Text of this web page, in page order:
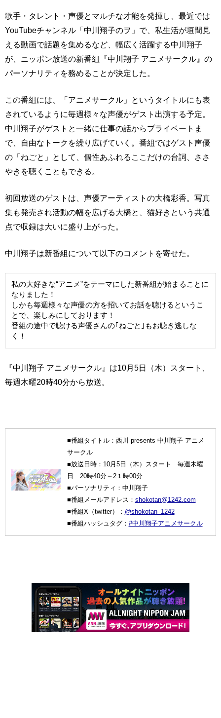
歌手・タレント・声優とマルチな才能を発揮し、最近では
YouTubeチャンネル「中川翔子のヲ」で、私生活が垣間見
える動画で話題を集めるなど、幅広く活躍する中川翔子
が、ニッポン放送の新番組『中川翔子 アニメサークル』の
パーソナリティを務めることが決定した。
この番組には、「アニメサークル」というタイトルにも表
されているように毎週様々な声優がゲスト出演する予定。
中川翔子がゲストと一緒に仕事の話からプライベートま
で、自由なトークを繰り広げていく。番組ではゲスト声優
の「ねごと」として、個性あふれるここだけの台詞、ささ
やきを聴くこともできる。
初回放送のゲストは、声優アーティストの大橋彩香。写真
集も発売され活動の幅を広げる大橋と、猫好きという共通
点で収録は大いに盛り上がった。
中川翔子は新番組について以下のコメントを寄せた。
私の大好きな“アニメ”をテーマにした新番組が始まることに
なりました！
しかも毎週様々な声優の方を招いてお話を聴けるというこ
とで、楽しみにしております！
番組の途中で聴ける声優さんの｢ねごと｣もお聴き逃しな
く！
『中川翔子 アニメサークル』は10月5日（木）スタート、
毎週木曜20時40分から放送。
■番組タイトル：西川 presents 中川翔子 アニメ
サークル
■放送日時：10月5日（木）スタート 毎週木曜
日 20時40分～2１時00分
■パーソナリティ：中川翔子
■番組メールアドレス： shokotan@1242.com
■番組X（twitter）： @shokotan_1242
■番組ハッシュタグ： #中川翔子アニメサークル